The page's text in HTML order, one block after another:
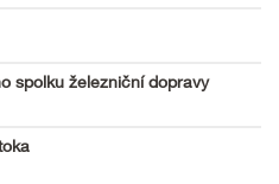
spolku železniční dopravy